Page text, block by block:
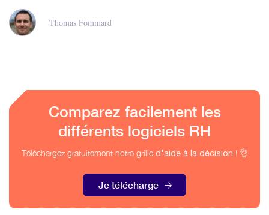
Thomas Fommard
Comparez facilement les
différents logiciels RH
Téléchargez gratuitement notre grille d'aide à la décision ! 👌
Je télécharge